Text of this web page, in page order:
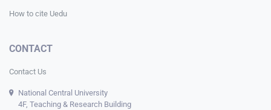
How to cite Uedu
CONTACT
Contact Us
National Central University
4F, Teaching & Research Building